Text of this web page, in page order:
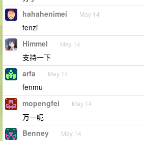
hahahenimei May 14
fenzi
Himmel May 14
支持一下
arfa May 14
fenmu
mopengfei May 14
万一呢
Benney May 14